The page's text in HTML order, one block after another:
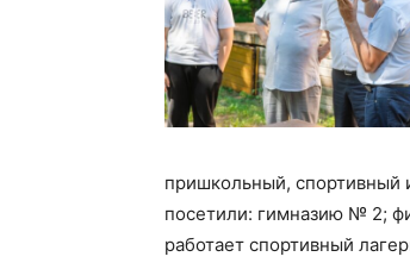
пришкольный, спортивный
посетили: гимназию № 2;
работает спортивный